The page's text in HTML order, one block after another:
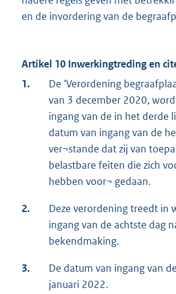
en de invordering van de
Artikel 10 Inwerkingtreding en
1.
De ‘Verordening
van 3 december 2020,
ingang van de in het derde
datum van ingang van de
ver¬stande dat zij van
belastbare feiten die zich
hebben voor¬ gedaan.
2.
Deze verordening treedt in
ingang van de achtste dag
bekendmaking.
3.
De datum van ingang van
januari 2022.